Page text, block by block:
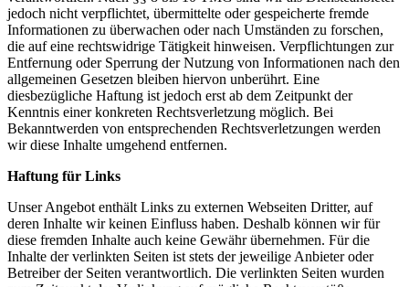
jedoch nicht verpflichtet, übermittelte oder gespeicherte fremde
Informationen zu überwachen oder nach Umständen zu forschen,
die auf eine rechtswidrige Tätigkeit hinweisen. Verpflichtungen zur
Entfernung oder Sperrung der Nutzung von Informationen nach den
allgemeinen Gesetzen bleiben hiervon unberührt. Eine
diesbezügliche Haftung ist jedoch erst ab dem Zeitpunkt der
Kenntnis einer konkreten Rechtsverletzung möglich. Bei
Bekanntwerden von entsprechenden Rechtsverletzungen werden
wir diese Inhalte umgehend entfernen.
Haftung für Links
Unser Angebot enthält Links zu externen Webseiten Dritter, auf
deren Inhalte wir keinen Einfluss haben. Deshalb können wir für
diese fremden Inhalte auch keine Gewähr übernehmen. Für die
Inhalte der verlinkten Seiten ist stets der jeweilige Anbieter oder
Betreiber der Seiten verantwortlich. Die verlinkten Seiten wurden